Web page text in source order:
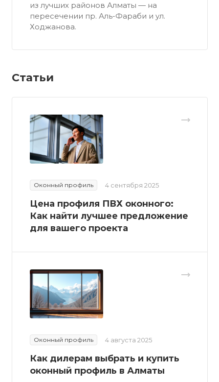
из лучших районов Алматы — на
пересечении пр. Аль-Фараби и ул.
Ходжанова.
Статьи
Оконный профиль 4 сентября 2025
Цена профиля ПВХ оконного:
Как найти лучшее предложение
для вашего проекта
Оконный профиль 4 августа 2025
Как дилерам выбрать и купить
оконный профиль в Алматы